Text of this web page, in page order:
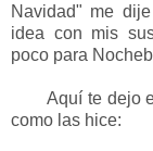
Navidad" me
idea con mis
poco para
Aquí te dejo el
como las hice: